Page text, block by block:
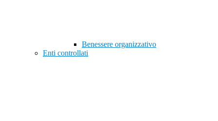
Benessere organizzativo
Enti controllati